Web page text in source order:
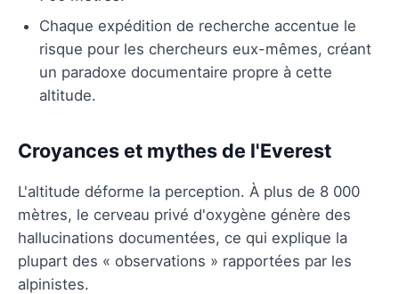
Chaque expédition de recherche accentue le
risque pour les chercheurs eux-mêmes, créant
un paradoxe documentaire propre à cette
altitude.
Croyances et mythes de l'Everest
L'altitude déforme la perception. À plus de 8 000
mètres, le cerveau privé d'oxygène génère des
hallucinations documentées, ce qui explique la
plupart des « observations » rapportées par les
alpinistes.